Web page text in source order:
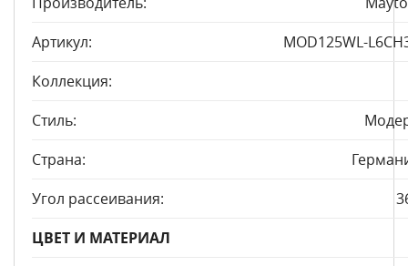
Артикул:
MOD125WL-
Коллекция:
Стиль:
Страна:
Угол рассеивания:
ЦВЕТ И МАТЕРИАЛ